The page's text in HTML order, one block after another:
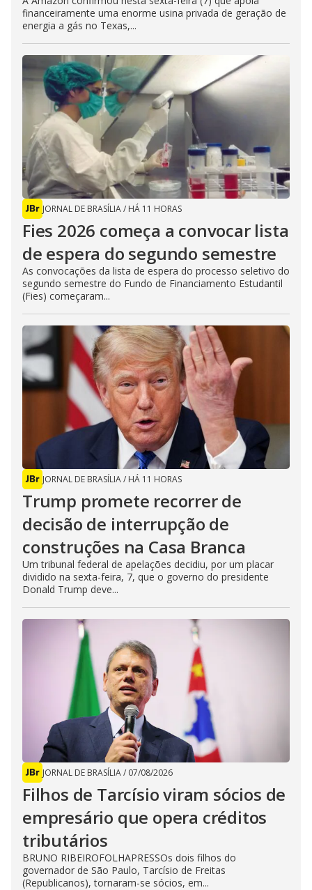
financeiramente uma enorme usina privada de geração de
energia a gás no Texas,...
JORNAL DE BRASÍLIA/ HÁ 11 HORAS
Fies 2026 começa a convocar lista
de espera do segundo semestre
As convocações da lista de espera do processo seletivo do
segundo semestre do Fundo de Financiamento Estudantil
(Fies) começaram...
JORNAL DE BRASÍLIA/ HÁ 11 HORAS
Trump promete recorrer de
decisão de interrupção de
construções na Casa Branca
Um tribunal federal de apelações decidiu, por um placar
dividido na sexta-feira, 7, que o governo do presidente
Donald Trump deve...
JORNAL DE BRASÍLIA/ 07/08/2026
Filhos de Tarcísio viram sócios de
empresário que opera créditos
tributários
BRUNO RIBEIROFOLHAPRESSOs dois filhos do
governador de São Paulo, Tarcísio de Freitas
(Republicanos), tornaram-se sócios, em...